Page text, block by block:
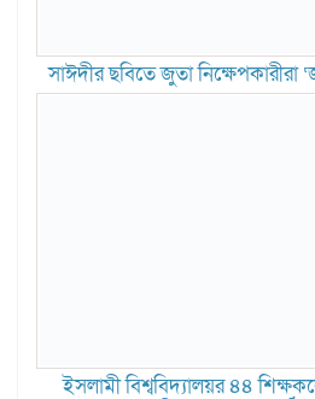
সাঈদীর ছবিতে জুতা নিক্ষেপকারীরা
ইসলামী বিশ্ববিদ্যালয়র ৪৪